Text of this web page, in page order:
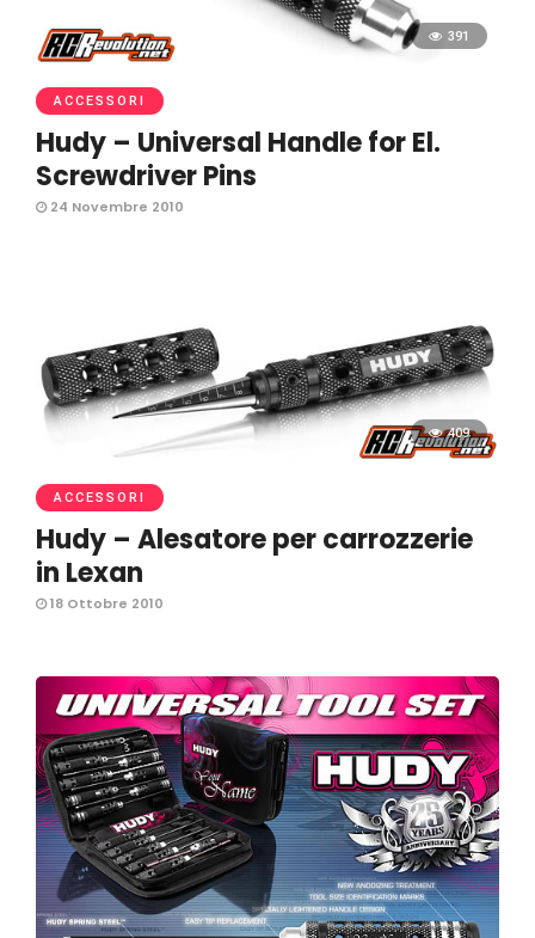
391
ACCESSORI
Hudy – Universal Handle for El.
Screwdriver Pins
24 Novembre 2010
409
ACCESSORI
Hudy – Alesatore per carrozzerie
in Lexan
18 Ottobre 2010